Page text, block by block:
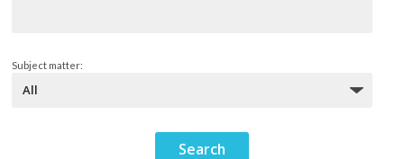
Subject matter: